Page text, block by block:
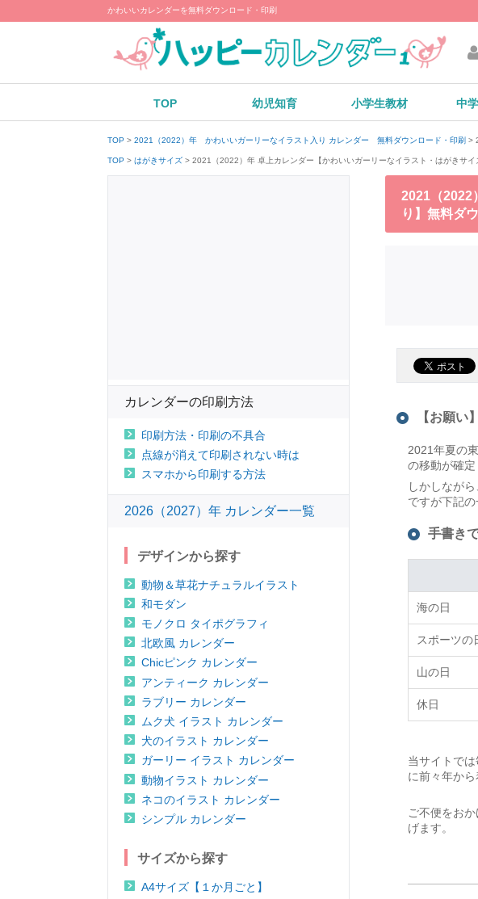
かわいいカレンダーを無料ダウンロード・印刷
TOP 幼児知育 小学生教材 中
TOP 2021（2022）年 かわいいガーリーなイラスト入り カレンダー 無料ダウンロード・印刷
TOP はがきサイズ 2021（2022）年 卓上カレンダー【かわいいガーリーなイラスト・はがきサ
2021（2022
り】無料ダ
【お願い
2021年夏の
の移動が確定
しかしなが
ですが下記の
手書き
海の日
スポーツの
山の日
休日
当サイトで
に前々年か
ご不便をお
げます。
カレンダーの印刷方法
印刷方法・印刷の不具合
点線が消えて印刷されない時は
スマホから印刷する方法
2026（2027）年 カレンダー一覧
デザインから探す
動物＆草花ナチュラルイラスト
和モダン
モノクロ タイポグラフィ
北欧風 カレンダー
Chicピンク カレンダー
アンティーク カレンダー
ラブリー カレンダー
ムク犬 イラスト カレンダー
犬のイラスト カレンダー
ガーリー イラスト カレンダー
動物イラスト カレンダー
ネコのイラスト カレンダー
シンプル カレンダー
サイズから探す
A4サイズ【１か月ごと】